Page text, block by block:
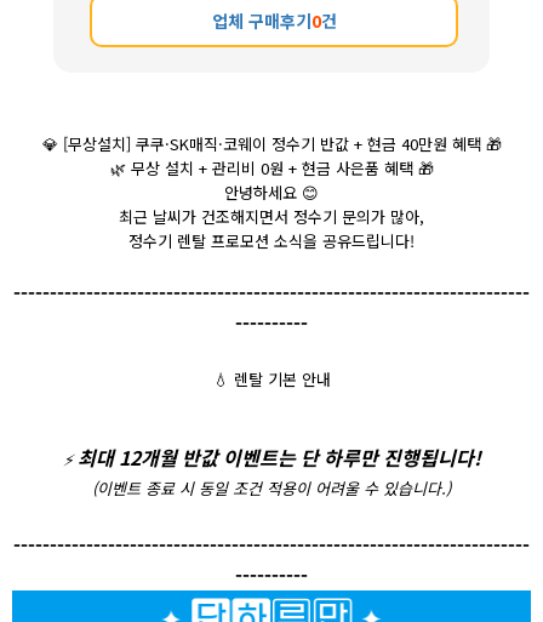
업체 구매후기0건
💎[무상설치] 쿠쿠·SK매직·코웨이 정수기 반값 + 현금 40만원 혜택 🎁
🌿무상 설치 + 관리비 0원 + 현금 사은품 혜택 🎁
안녕하세요 😊
최근 날씨가 건조해지면서 정수기 문의가 많아,
정수기 렌탈 프로모션 소식을 공유드립니다!
-----------------------------------------------------------------------
----------
💧 렌탈 기본 안내
⚡️ 최대 12개월 반값 이벤트는 단 하루만 진행됩니다!
(이벤트 종료 시 동일 조건 적용이 어려울 수 있습니다.)
-----------------------------------------------------------------------
----------